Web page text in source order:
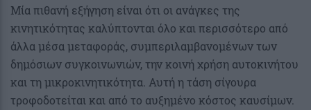
Μία πιθανή εξήγηση είναι ότι οι ανάγκες της
κινητικότητας καλύπτονται όλο και περισσότερο από
άλλα μέσα μεταφοράς, συμπεριλαμβανομένων των
δημόσιων συγκοινωνιών, την κοινή χρήση αυτοκινήτου
και τη μικροκινητικότητα. Αυτή η τάση σίγουρα
τροφοδοτείται και από το αυξημένο κόστος καυσίμων.